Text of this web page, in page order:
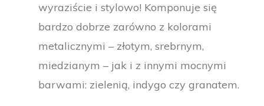
wyraziście i stylowo! Komponuje się
bardzo dobrze zarówno z kolorami
metalicznymi – złotym, srebrnym,
miedzianym – jak i z innymi mocnymi
barwami: zielenią, indygo czy granatem.